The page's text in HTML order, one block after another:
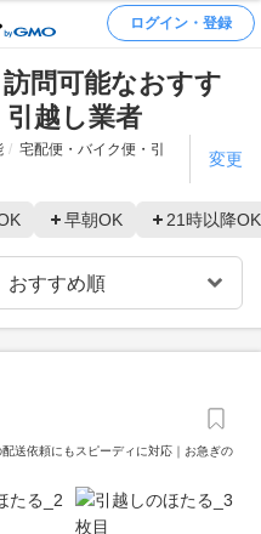
ログイン・登録
問可能なおすす
越し業者
宅配便・バイク便・引
変更
早朝OK 21時以降OK
送依頼にもスピーディに対応｜お急ぎの